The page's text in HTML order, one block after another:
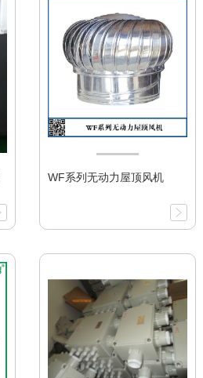
WF系列无动力屋顶风机